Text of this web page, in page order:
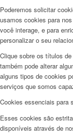
Poderemos solicitar
usamos cookies para
você interage, e para
personalizar o seu
Clique sobre os títulos
também pode alterar
alguns tipos de cookies
serviços que somos
Cookies essenciais para
Esses cookies são
disponíveis através de